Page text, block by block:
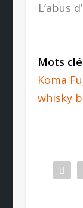
L’abus
Mots
Koma
whisky